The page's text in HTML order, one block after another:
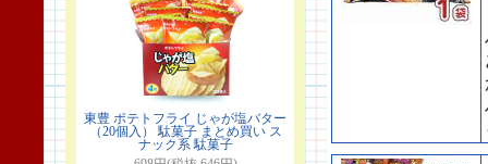
東豊 ポテトフライ じゃが塩バター
（20個入） 駄菓子 まとめ買い ス
ナック系 駄菓子